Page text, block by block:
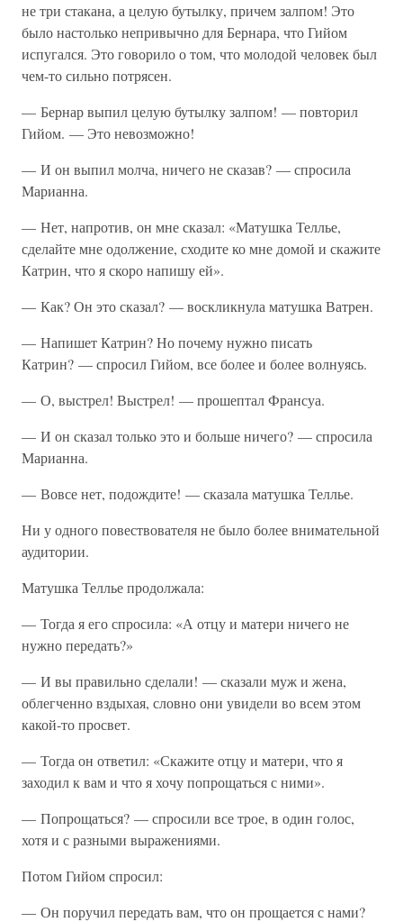
не три стакана, а целую бутылку, причем залпом! Это
было настолько непривычно для Бернара, что Гийом
испугался. Это говорило о том, что молодой человек был
чем-то сильно потрясен.
— Бернар выпил целую бутылку залпом! — повторил
Гийом. — Это невозможно!
— И он выпил молча, ничего не сказав? — спросила
Марианна.
— Нет, напротив, он мне сказал: «Матушка Теллье,
сделайте мне одолжение, сходите ко мне домой и скажите
Катрин, что я скоро напишу ей».
— Как? Он это сказал? — воскликнула матушка Ватрен.
— Напишет Катрин? Но почему нужно писать
Катрин? — спросил Гийом, все более и более волнуясь.
— О, выстрел! Выстрел! — прошептал Франсуа.
— И он сказал только это и больше ничего? — спросила
Марианна.
— Вовсе нет, подождите! — сказала матушка Теллье.
Ни у одного повествователя не было более внимательной
аудитории.
Матушка Теллье продолжала:
— Тогда я его спросила: «А отцу и матери ничего не
нужно передать?»
— И вы правильно сделали! — сказали муж и жена,
облегченно вздыхая, словно они увидели во всем этом
какой-то просвет.
— Тогда он ответил: «Скажите отцу и матери, что я
заходил к вам и что я хочу попрощаться с ними».
— Попрощаться? — спросили все трое, в один голос,
хотя и с разными выражениями.
Потом Гийом спросил:
— Он поручил передать вам, что он прощается с нами?